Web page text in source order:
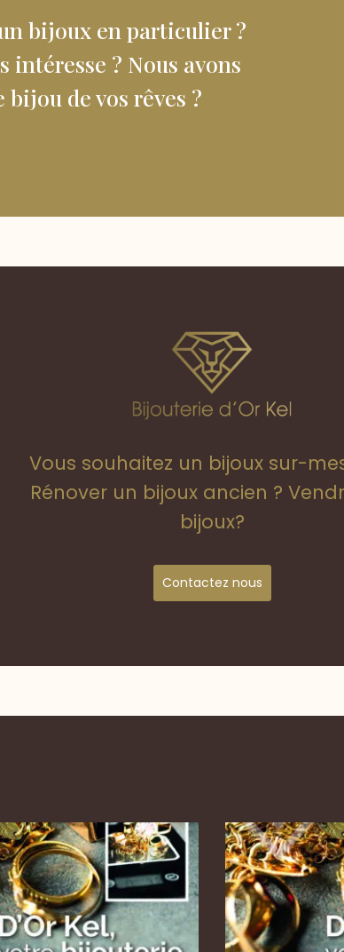
bijoux en particulier ?
intéresse ? Nous avons
bijou de vos rêves ?
Vous souhaitez un bijoux sur-
Rénover un bijoux ancien ?
bijoux?
Contactez nous